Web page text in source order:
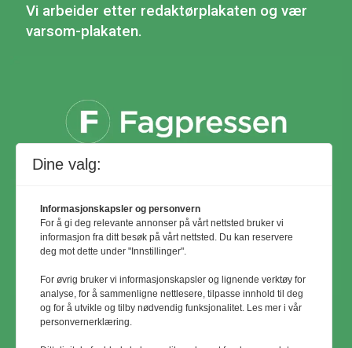
Vi arbeider etter redaktørplakaten og vær
varsom-plakaten.
© Utemiljø24 & Idrettsanlegg 2024
Dine valg:
Informasjonskapsler og personvern
For å gi deg relevante annonser på vårt nettsted bruker vi
informasjon fra ditt besøk på vårt nettsted. Du kan reservere
deg mot dette under "Innstillinger".
For øvrig bruker vi informasjonskapsler og lignende verktøy for
analyse, for å sammenligne nettlesere, tilpasse innhold til deg
og for å utvikle og tilby nødvendig funksjonalitet. Les mer i vår
personvernerklæring.